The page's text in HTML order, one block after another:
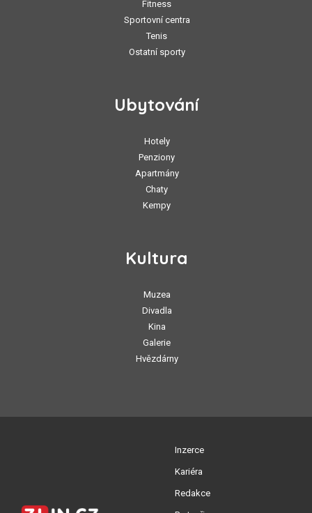
Fitness
Sportovní centra
Tenis
Ostatní sporty
Ubytování
Hotely
Penziony
Apartmány
Chaty
Kempy
Kultura
Muzea
Divadla
Kina
Galerie
Hvězdárny
Inzerce
Kariéra
Redakce